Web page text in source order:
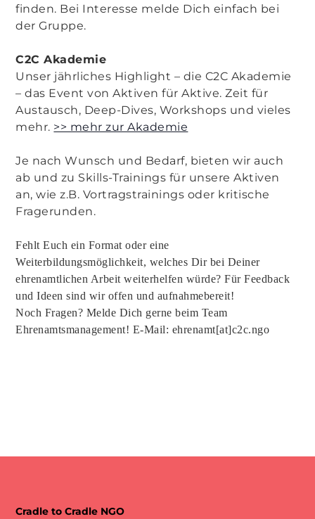
finden. Bei Interesse melde Dich einfach bei
der Gruppe.
C2C Akademie
Unser jährliches Highlight – die C2C Akademie
– das Event von Aktiven für Aktive. Zeit für
Austausch, Deep-Dives, Workshops und vieles
mehr. >> mehr zur Akademie
Je nach Wunsch und Bedarf, bieten wir auch
ab und zu Skills-Trainings für unsere Aktiven
an, wie z.B. Vortragstrainings oder kritische
Fragerunden.
Fehlt Euch ein Format oder eine
Weiterbildungsmöglichkeit, welches Dir bei Deiner
ehrenamtlichen Arbeit weiterhelfen würde? Für Feedback
und Ideen sind wir offen und aufnahmebereit!
Noch Fragen? Melde Dich gerne beim Team
Ehrenamtsmanagement! E-Mail: ehrenamt[at]c2c.ngo
Cradle to Cradle NGO